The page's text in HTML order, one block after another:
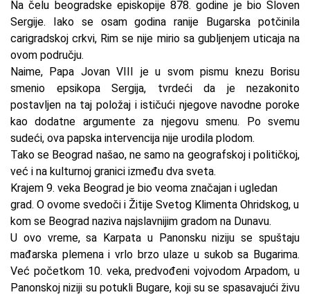
Na čelu beogradske episkopije 878. godine je bio Sloven
Sergije. Iako se osam godina ranije Bugarska potčinila
carigradskoj crkvi, Rim se nije mirio sa gubljenjem uticaja na
ovom području.
Naime, Papa Jovan VIII je u svom pismu knezu Borisu
smenio epsikopa Sergija, tvrdeći da je nezakonito
postavljen na taj položaj i ističući njegove navodne poroke
kao dodatne argumente za njegovu smenu. Po svemu
sudeći, ova papska intervencija nije urodila plodom.
Tako se Beograd našao, ne samo na geografskoj i političkoj,
već i na kulturnoj granici između dva sveta.
Krajem 9. veka Beograd je bio veoma značajan i ugledan
grad. O ovome svedoči i Žitije Svetog Klimenta Ohridskog, u
kom se Beograd naziva najslavnijim gradom na Dunavu.
U ovo vreme, sa Karpata u Panonsku niziju se spuštaju
mađarska plemena i vrlo brzo ulaze u sukob sa Bugarima.
Već početkom 10. veka, predvođeni vojvodom Arpadom, u
Panonskoj niziji su potukli Bugare, koji su se spasavajući živu